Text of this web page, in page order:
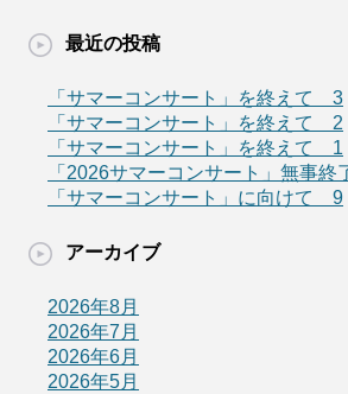
最近の投稿
「サマーコンサート」を終えて 3
「サマーコンサート」を終えて 2
「サマーコンサート」を終えて 1
「2026サマーコンサート」無事終
「サマーコンサート」に向けて 9
アーカイブ
2026年8月
2026年7月
2026年6月
2026年5月